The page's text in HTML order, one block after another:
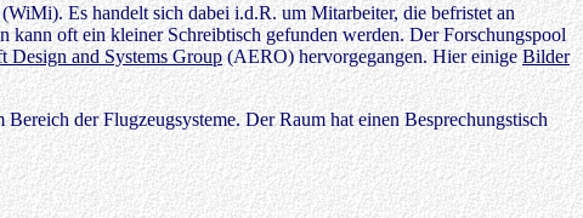
Es handelt sich dabei i.d.R. um Mitarbeiter, die befristet an
oft ein kleiner Schreibtisch gefunden werden. Der Forschungspool
Design and Systems Group(AERO) hervorgegangen. Hier einigeBilder
der Flugzeugsysteme. Der Raum hat einen Besprechungstisch